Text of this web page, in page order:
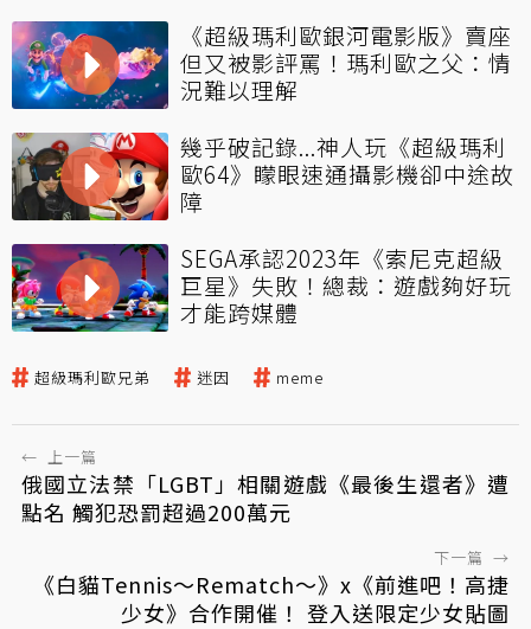
《超級瑪利歐銀河電影版》賣座
但又被影評罵！瑪利歐之父：情
況難以理解
幾乎破記錄...神人玩《超級瑪利
歐64》矇眼速通攝影機卻中途故
障
SEGA承認2023年《索尼克超級
巨星》失敗！總裁：遊戲夠好玩
才能跨媒體
超級瑪利歐兄弟 迷因 meme
← 上一篇
俄國立法禁「LGBT」相關遊戲《最後生還者》遭
點名 觸犯恐罰超過200萬元
下一篇 →
《白貓Tennis～Rematch～》x《前進吧！高捷
少女》合作開催！ 登入送限定少女貼圖